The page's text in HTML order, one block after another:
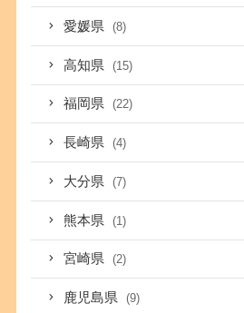
愛媛県 (8)
高知県 (15)
福岡県 (22)
長崎県 (4)
大分県 (7)
熊本県 (1)
宮崎県 (2)
鹿児島県 (9)